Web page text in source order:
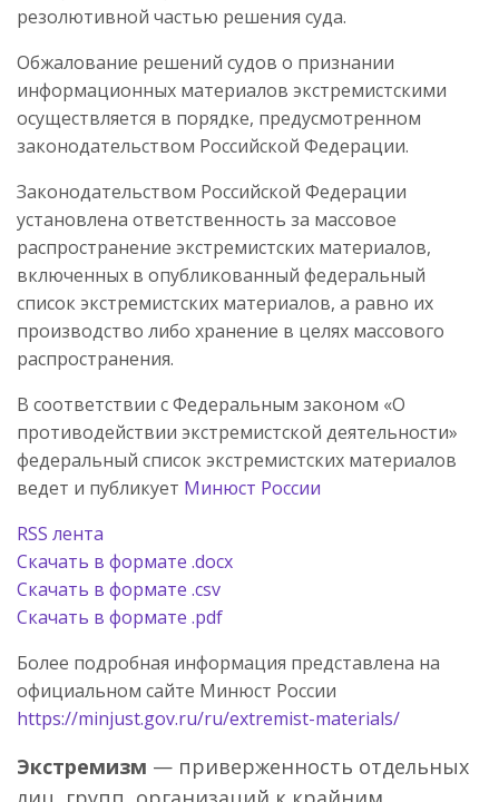
резолютивной частью решения суда.
Обжалование решений судов о признании
информационных материалов экстремистскими
осуществляется в порядке, предусмотренном
законодательством Российской Федерации.
Законодательством Российской Федерации
установлена ответственность за массовое
распространение экстремистских материалов,
включенных в опубликованный федеральный
список экстремистских материалов, а равно их
производство либо хранение в целях массового
распространения.
В соответствии с Федеральным законом «О
противодействии экстремистской деятельности»
федеральный список экстремистских материалов
ведет и публикует Минюст России
RSS лента
Скачать в формате .docx
Скачать в формате .csv
Скачать в формате .pdf
Более подробная информация представлена на
официальном сайте Минюст России
https://minjust.gov.ru/ru/extremist-materials/
Экстремизм — приверженность отдельных